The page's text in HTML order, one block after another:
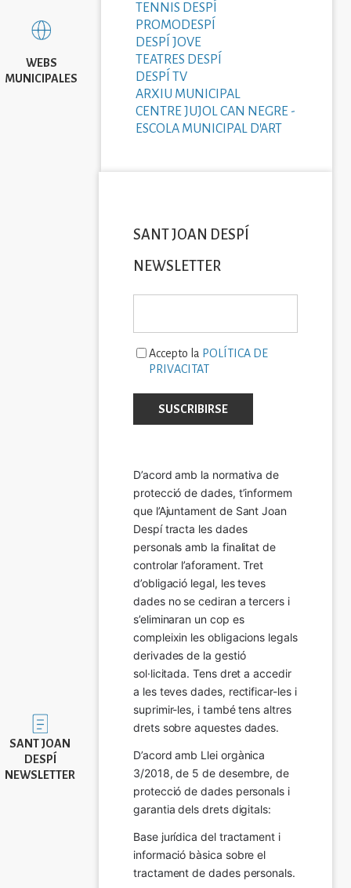
WEBS
MUNICIPALES
TENNIS DESPÍ
PROMODESPÍ
DESPÍ JOVE
TEATRES DESPÍ
DESPÍ TV
ARXIU MUNICIPAL
CENTRE JUJOL CAN NEGRE -
ESCOLA MUNICIPAL D'ART
Imatge
SANT JOAN
DESPÍ
NEWSLETTER
SANT JOAN DESPÍ
NEWSLETTER
Accepto la POLÍTICA DE
PRIVACITAT
D’acord amb la normativa de
protecció de dades, t’informem
que l’Ajuntament de Sant Joan
Despí tracta les dades
personals amb la finalitat de
controlar l’aforament. Tret
d’obligació legal, les teves
dades no se cediran a tercers i
s’eliminaran un cop es
compleixin les obligacions legals
derivades de la gestió
sol·licitada. Tens dret a accedir
a les teves dades, rectificar-les i
suprimir-les, i també tens altres
drets sobre aquestes dades.
D’acord amb Llei orgànica
3/2018, de 5 de desembre, de
protecció de dades personals i
garantia dels drets digitals:
Base jurídica del tractament i
informació bàsica sobre el
tractament de dades personals.